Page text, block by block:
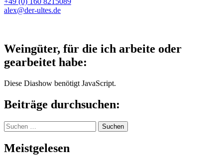
alex@der-ultes.de
Weingüter, für die ich arbeite oder
gearbeitet habe:
Diese Diashow benötigt JavaScript.
Beiträge durchsuchen:
Suchen
nach:
Meistgelesen